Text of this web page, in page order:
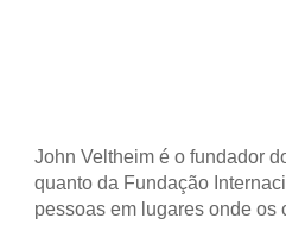
John Veltheim é o fundador
quanto da Fundação
pessoas em lugares onde